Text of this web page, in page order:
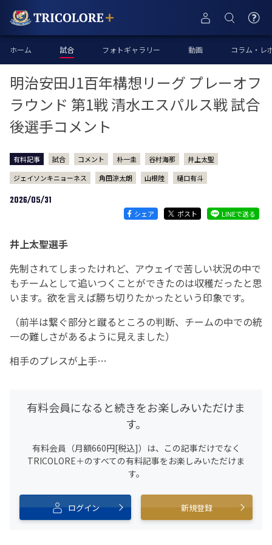
ホーム 試合 フォトギャラリー 動画 コラム・レ
明治安田J1百年構想リーグ プレーオフ
ラウンド 第1戦 清水エスパルス戦 試合
後選手コメント
有料記事 試合 コメント 朴一圭 谷村海那
井上太聖
ジェイソンキニョーネス
角田涼太朗 山根陸 樋口有斗
2026/05/31
シェア ポスト LINEで送る
井上太聖選手
先制されてしまったけれど、アウェイで苦しい状況の中で
もチームとして追いつくことができたのは収穫だったと思
います。欲を言えば勝ち切りたかったという印象です。
（前半は繋ぐ部分と蹴るところの判断、チームの中での統
一の難しさがあるように見えました）
相手のプレスが上手…
有料会員になると続きをお楽しみいただけま
す。
有料会員（月額660円[税込]）は、この記事だけでなく
TRICOLORE＋のすべての有料記事をお楽しみいただけま
す。
ログイン 新規登録